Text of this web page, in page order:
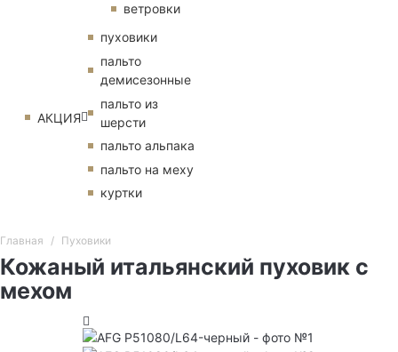
ветровки
АКЦИЯ
пуховики
пальто
демисезонные
пальто из
шерсти
пальто альпака
пальто на меху
куртки
Главная Пуховики
Кожаный итальянский пуховик с
мехом